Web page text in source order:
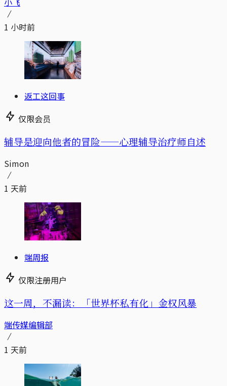
1 小时前
返工这回事
仅限会员
辅导是迎向他者的冒险——心理辅导治疗师自述
Simon
1 天前
端周报
仅限注册用户
这一周，不漏读：「世界杯私有化」金权风暴
端传媒编辑部
1 天前